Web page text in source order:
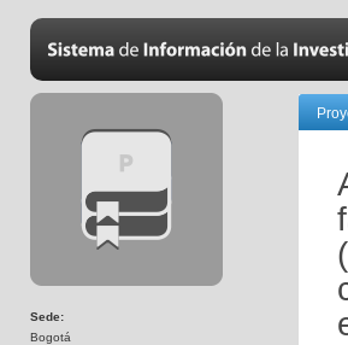
Sede:
Bogotá